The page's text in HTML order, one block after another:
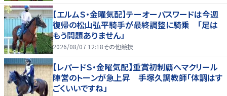
【エルムＳ・金曜気配】テーオーパスワードは今週
復帰の松山弘平騎手が最終調整に騎乗 「足は
もう問題ありません」
2026/08/07 12:18その他競技
【レパードＳ・金曜気配】重賞初制覇へマクリール
陣営のトーンが急上昇 手塚久調教師「体調はす
ごくいいですね」